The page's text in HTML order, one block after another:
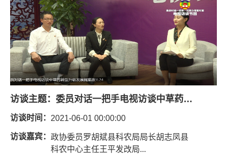
访谈主题： 委员对话一把手电视访谈中草药转型升级发展提案
访谈时间： 2021-06-01 00:00:00
访谈嘉宾： 政协委员罗胡斌县科农局局长胡志凤县
科农中心主任王平发改局...